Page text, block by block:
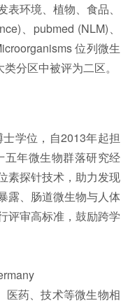
环境、植物、食品、
、 pubmed (NLM)、
位列微生
分区中被评为二区。
士学位，自2013年起担
五年微生物群落研究经
素探针技术，助力发现
露、肠道微生物与人体
评审高标准，鼓励跨学
药、技术等微生物相